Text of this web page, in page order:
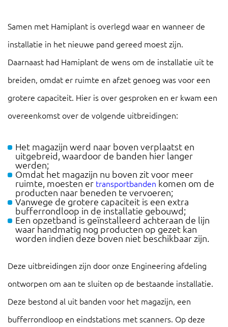
Samen met Hamiplant is overlegd waar en wanneer de
installatie in het nieuwe pand gereed moest zijn.
Daarnaast had Hamiplant de wens om de installatie uit te
breiden, omdat er ruimte en afzet genoeg was voor een
grotere capaciteit. Hier is over gesproken en er kwam een
overeenkomst over de volgende uitbreidingen:
Het magazijn werd naar boven verplaatst en
uitgebreid, waardoor de banden hier langer
werden;
Omdat het magazijn nu boven zit voor meer
ruimte, moesten er transportbanden komen om de
producten naar beneden te vervoeren;
Vanwege de grotere capaciteit is een extra
bufferrondloop in de installatie gebouwd;
Een opzetband is geïnstalleerd achteraan de lijn
waar handmatig nog producten op gezet kan
worden indien deze boven niet beschikbaar zijn.
Deze uitbreidingen zijn door onze Engineering afdeling
ontworpen om aan te sluiten op de bestaande installatie.
Deze bestond al uit banden voor het magazijn, een
bufferrondloop en eindstations met scanners. Op deze